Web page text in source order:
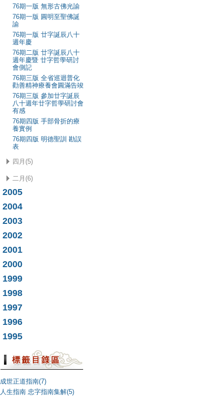
76期一版 無形古佛光諭
76期一版 圓明至聖佛誕
諭
76期一版 廿字誕辰八十
週年慶
76期二版 廿字誕辰八十
週年慶暨 廿字哲學研討
會側記
76期三版 全省巡迴普化
勸善精神療養會圓滿告竣
76期三版 參加廿字誕辰
八十週年廿字哲學研討會
有感
76期四版 手部骨折的療
養實例
76期四版 明德聖訓 勘誤
表
四月(5)
二月(6)
2005
2004
2003
2002
2001
2000
1999
1998
1997
1996
1995
成世正道指南(7)
人生指南 忠字指南集解(5)